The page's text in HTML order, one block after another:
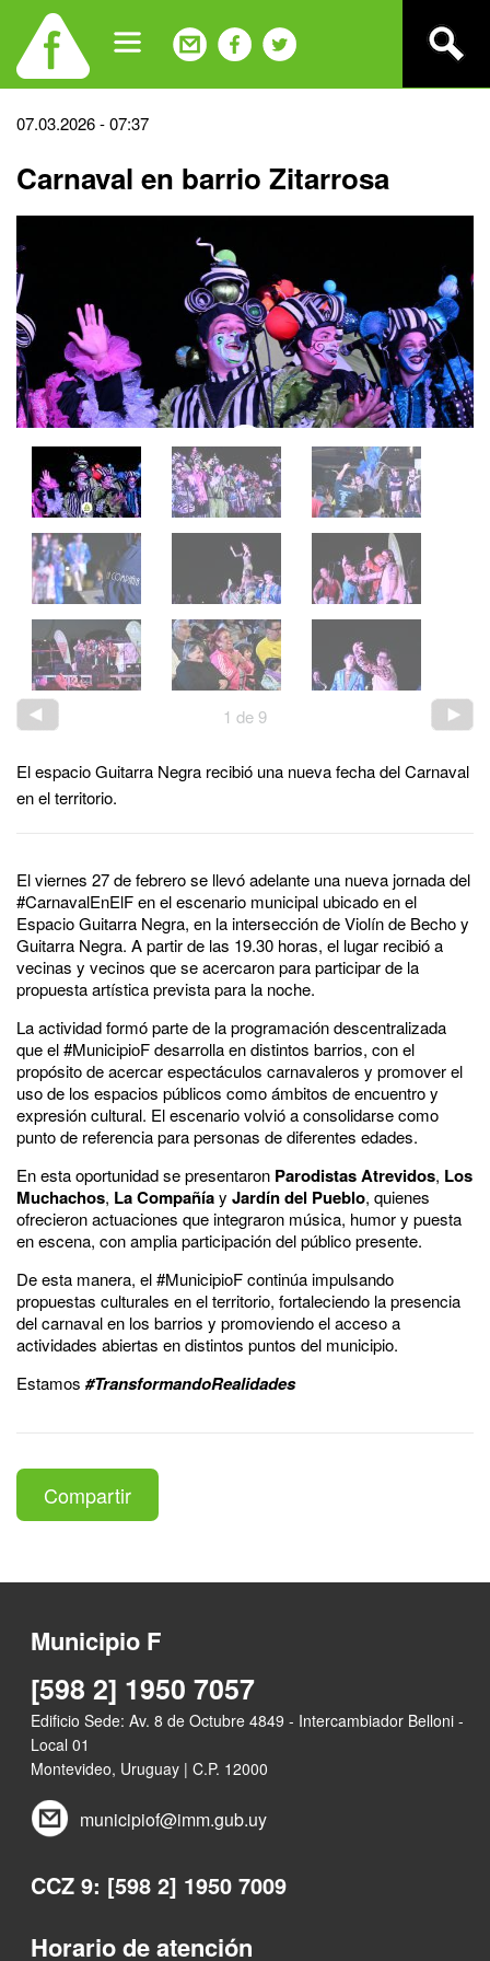
navigation
Back
top
07.03.2026 - 07:37
Carnaval en barrio Zitarrosa
1 de 9
El espacio Guitarra Negra recibió una nueva fecha del Carnaval
en el territorio.
El viernes 27 de febrero se llevó adelante una nueva jornada del
#CarnavalEnElF en el escenario municipal ubicado en el
Espacio Guitarra Negra, en la intersección de Violín de Becho y
Guitarra Negra. A partir de las 19.30 horas, el lugar recibió a
vecinas y vecinos que se acercaron para participar de la
propuesta artística prevista para la noche.
La actividad formó parte de la programación descentralizada
que el #MunicipioF desarrolla en distintos barrios, con el
propósito de acercar espectáculos carnavaleros y promover el
uso de los espacios públicos como ámbitos de encuentro y
expresión cultural. El escenario volvió a consolidarse como
punto de referencia para personas de diferentes edades.
En esta oportunidad se presentaron Parodistas Atrevidos, Los
Muchachos, La Compañíay Jardín del Pueblo, quienes
ofrecieron actuaciones que integraron música, humor y puesta
en escena, con amplia participación del público presente.
De esta manera, el #MunicipioF continúa impulsando
propuestas culturales en el territorio, fortaleciendo la presencia
del carnaval en los barrios y promoviendo el acceso a
actividades abiertas en distintos puntos del municipio.
Estamos #TransformandoRealidades
Compartir
Municipio F
[598 2] 1950 7057
Edificio Sede: Av. 8 de Octubre 4849 - Intercambiador Belloni -
Local 01
Montevideo, Uruguay | C.P. 12000
municipiof@imm.gub.uy
CCZ 9: [598 2] 1950 7009
Horario de atención